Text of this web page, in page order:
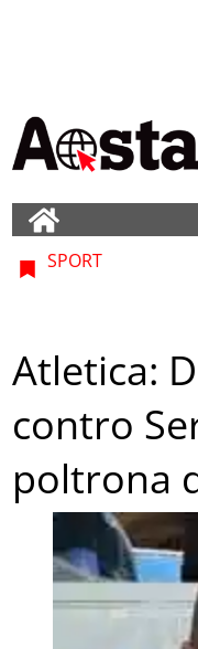
SPORT
Atletica:
contro
poltrona